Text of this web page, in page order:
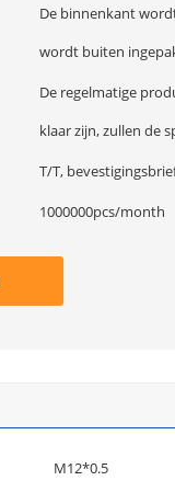
De binnenkant
wordt buiten
De regelmatige
klaar zijn, zullen de
T/T,
1000000pcs/month
M12*0.5